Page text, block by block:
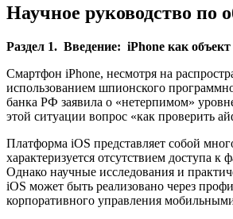
Научное руководство
Раздел 1. Введение: iPhone как
Смартфон iPhone, несмотря на
использованием шпионского
банка РФ заявила о «нетерпимом»
этой ситуации вопрос «как проверить
Платформа iOS представляет собой
характеризуется отсутствием доступа
Однако научные исследования и
iOS может быть реализовано через
корпоративного управления